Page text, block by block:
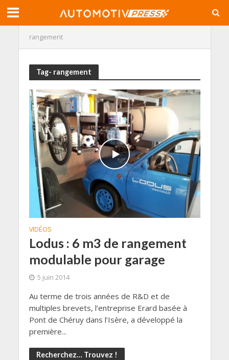
rangement
Tag- rangement
VIDÉOS
Lodus : 6 m3 de rangement
modulable pour garage
5 juin 2014
Au terme de trois années de R&D et de
multiples brevets, l’entreprise Erard basée à
Pont de Chéruy dans l’Isère, a développé la
première...
Recherchez… Trouvez !